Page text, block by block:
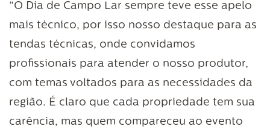
“O Dia de Campo Lar sempre teve esse apelo
mais técnico, por isso nosso destaque para as
tendas técnicas, onde convidamos
profissionais para atender o nosso produtor,
com temas voltados para as necessidades da
região. É claro que cada propriedade tem sua
carência, mas quem compareceu ao evento